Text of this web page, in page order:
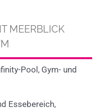
MEERBLICK
Pool, Gym- und
Essebereich,